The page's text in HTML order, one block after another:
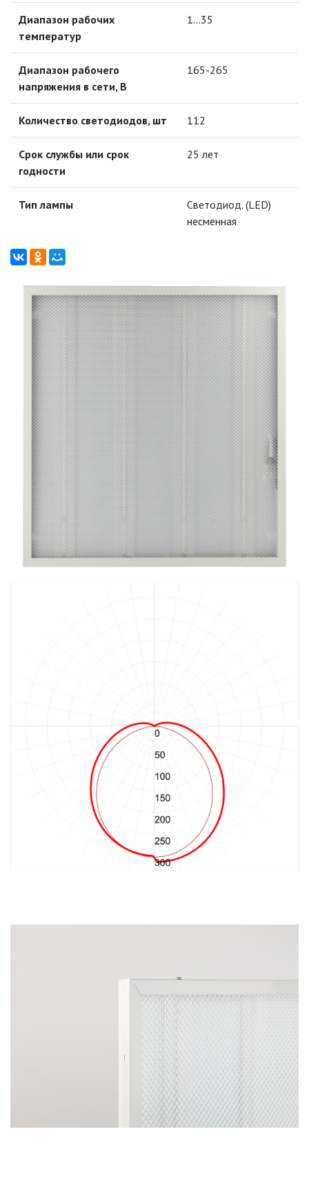
ИЗДЕЛИЯ
ЭЛЕМЕНТЫ ПИТАНИЯ
НОВОСТИ
ЗАЯВКА
КОНТАКТЫ
Диапазон рабочих
температур
1…35
Диапазон рабочего
напряжения в сети, В
165-265
Количество светодиодов, шт 112
Срок службы или срок
годности
25 лет
Тип лампы
Светодиод. (LED)
несменная